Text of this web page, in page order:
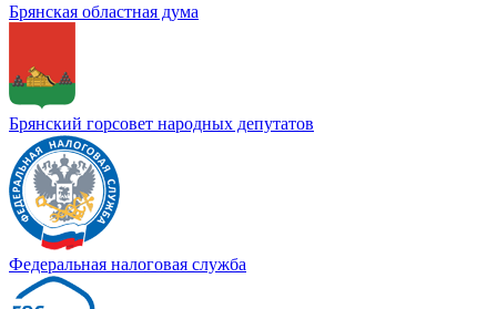
Брянская областная дума
Брянский горсовет народных депутатов
Федеральная налоговая служба